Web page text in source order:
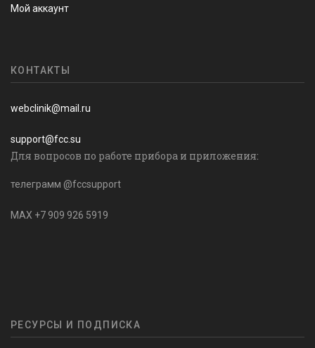
Мой аккаунт
КОНТАКТЫ
webclinik@mail.ru
support@fcc.su
Для вопросов по работе прибора и приложения:
телеграмм @fccsupport
MAX +7 909 926 5919
РЕСУРСЫ И ПОДПИСКА